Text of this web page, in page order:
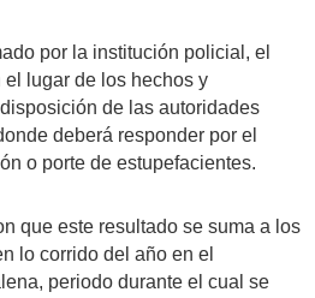
por la institución policial, el
el lugar de los hechos y
de las autoridades
deberá responder por el
o porte de estupefacientes.
que este resultado se suma a los
lo corrido del año en el
periodo durante el cual se